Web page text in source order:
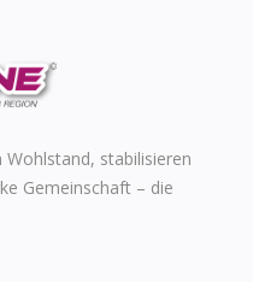
stabilisieren
Gemeinschaft – die